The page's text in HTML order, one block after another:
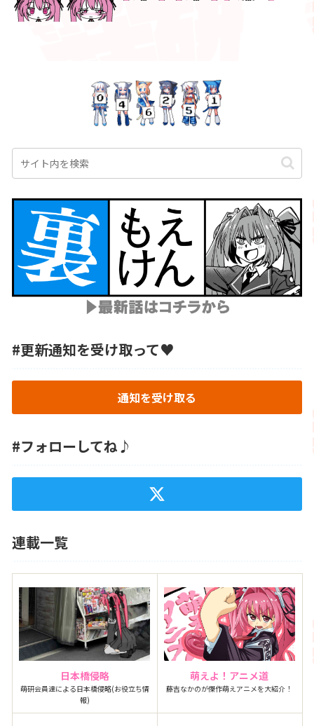
#更新通知を受け取って♥
通知を受け取る
#フォローしてね♪
連載一覧
日本橋侵略
萌研会員達による日本橋侵略(お役立ち情
報)
萌えよ！アニメ道
藤吉なかのが傑作萌えアニメを大紹介！